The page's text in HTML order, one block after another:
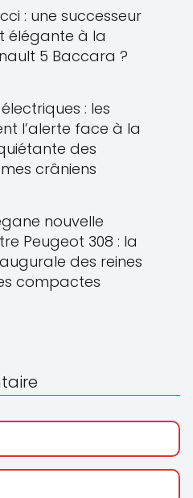
: une successeur
élégante à la
5 Baccara ?
: les
l’alerte face à la
des
crâniens
nouvelle
Peugeot 308 : la
des reines
compactes